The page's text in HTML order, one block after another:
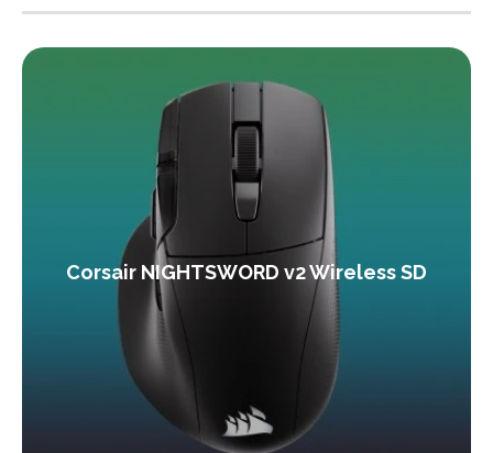
Corsair NIGHTSWORD v2 Wireless SD